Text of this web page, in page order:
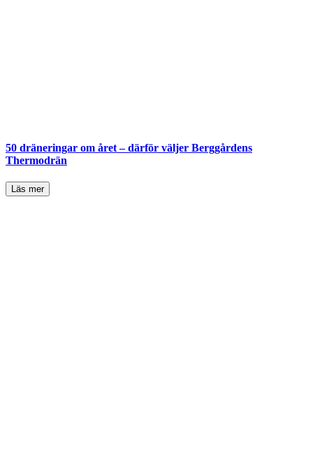
50 dräneringar om året – därför väljer Berggårdens
Thermodrän
Läs mer